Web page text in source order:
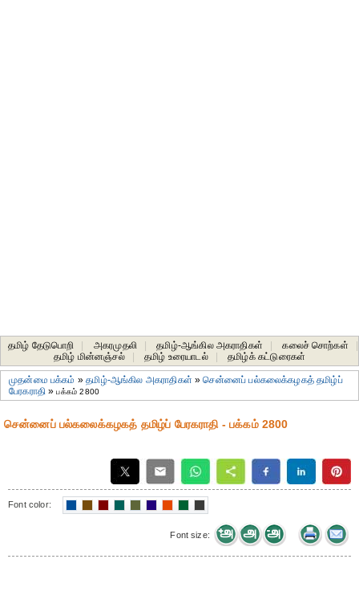
தமிழ் தேடுபொறி அகரமுதலி தமிழ்-ஆங்கில அகராதிகள் கலைச் சொற்கள்
தமிழ் மின்னஞ்சல்
தமிழ் உரையாடல் தமிழ்க் கட்டுரைகள்
முதன்மை பக்கம் »தமிழ்-ஆங்கில அகராதிகள் »சென்னைப் பல்கலைக்கழகத் தமிழ்ப்
பேரகராதி»பக்கம் 2800
சென்னைப் பல்கலைக்கழகத் தமிழ்ப் பேரகராதி - பக்கம் 2800
Font color:
Font size: